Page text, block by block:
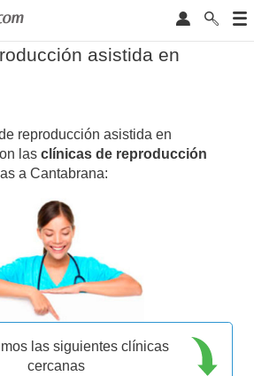
asistida en
reproducción asistida en
las clínicas de reproducción
a Cantabrana:
las siguientes clínicas
cercanas